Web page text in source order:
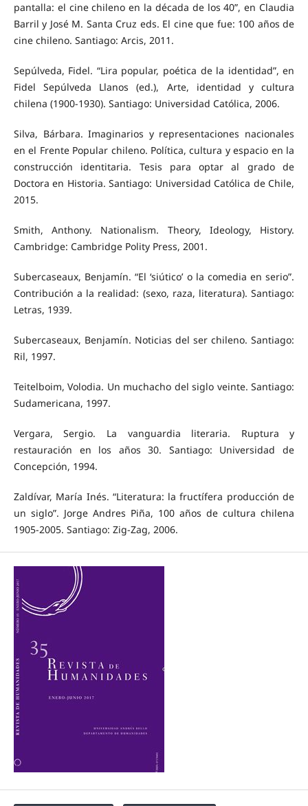
pantalla: el cine chileno en la década de los 40”, en Claudia
Barril y José M. Santa Cruz eds. El cine que fue: 100 años de
cine chileno. Santiago: Arcis, 2011.
Sepúlveda, Fidel. “Lira popular, poética de la identidad”, en
Fidel Sepúlveda Llanos (ed.), Arte, identidad y cultura
chilena (1900-1930). Santiago: Universidad Católica, 2006.
Silva, Bárbara. Imaginarios y representaciones nacionales
en el Frente Popular chileno. Política, cultura y espacio en la
construcción identitaria. Tesis para optar al grado de
Doctora en Historia. Santiago: Universidad Católica de Chile,
2015.
Smith, Anthony. Nationalism. Theory, Ideology, History.
Cambridge: Cambridge Polity Press, 2001.
Subercaseaux, Benjamín. “El ‘siútico’ o la comedia en serio”.
Contribución a la realidad: (sexo, raza, literatura). Santiago:
Letras, 1939.
Subercaseaux, Benjamín. Noticias del ser chileno. Santiago:
Ril, 1997.
Teitelboim, Volodia. Un muchacho del siglo veinte. Santiago:
Sudamericana, 1997.
Vergara, Sergio. La vanguardia literaria. Ruptura y
restauración en los años 30. Santiago: Universidad de
Concepción, 1994.
Zaldívar, María Inés. “Literatura: la fructífera producción de
un siglo”. Jorge Andres Piña, 100 años de cultura chilena
1905-2005. Santiago: Zig-Zag, 2006.